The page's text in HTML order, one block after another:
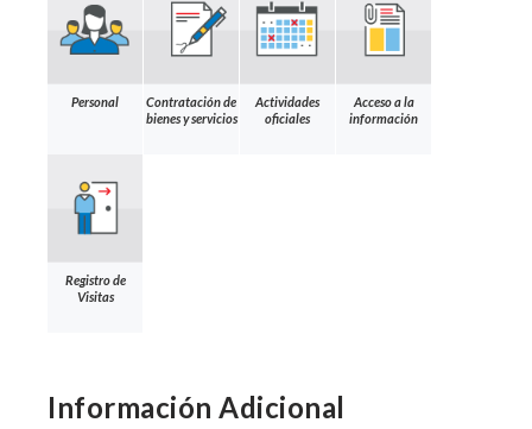
Personal
Contratación de
bienes y servicios
Actividades
oficiales
Acceso a la
información
Registro de
Visitas
Información Adicional